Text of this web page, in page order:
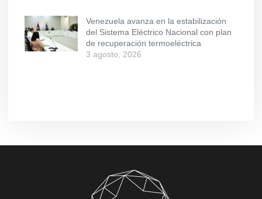
Venezuela avanza en la estabilización
del Sistema Eléctrico Nacional con plan
de recuperación termoeléctrica
3 agosto, 2026